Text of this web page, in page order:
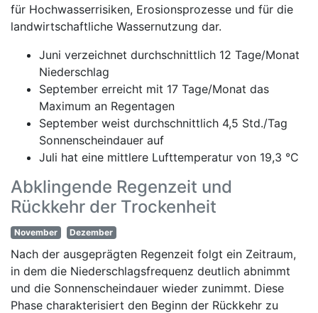
für Hochwasserrisiken, Erosionsprozesse und für die
landwirtschaftliche Wassernutzung dar.
Juni verzeichnet durchschnittlich 12 Tage/Monat
Niederschlag
September erreicht mit 17 Tage/Monat das
Maximum an Regentagen
September weist durchschnittlich 4,5 Std./Tag
Sonnenscheindauer auf
Juli hat eine mittlere Lufttemperatur von 19,3 °C
Abklingende Regenzeit und
Rückkehr der Trockenheit
November Dezember
Nach der ausgeprägten Regenzeit folgt ein Zeitraum,
in dem die Niederschlagsfrequenz deutlich abnimmt
und die Sonnenscheindauer wieder zunimmt. Diese
Phase charakterisiert den Beginn der Rückkehr zu